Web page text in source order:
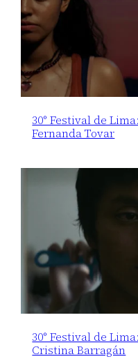
30° Festival de
Fernanda Tovar
30° Festival de
Cristina Barragán